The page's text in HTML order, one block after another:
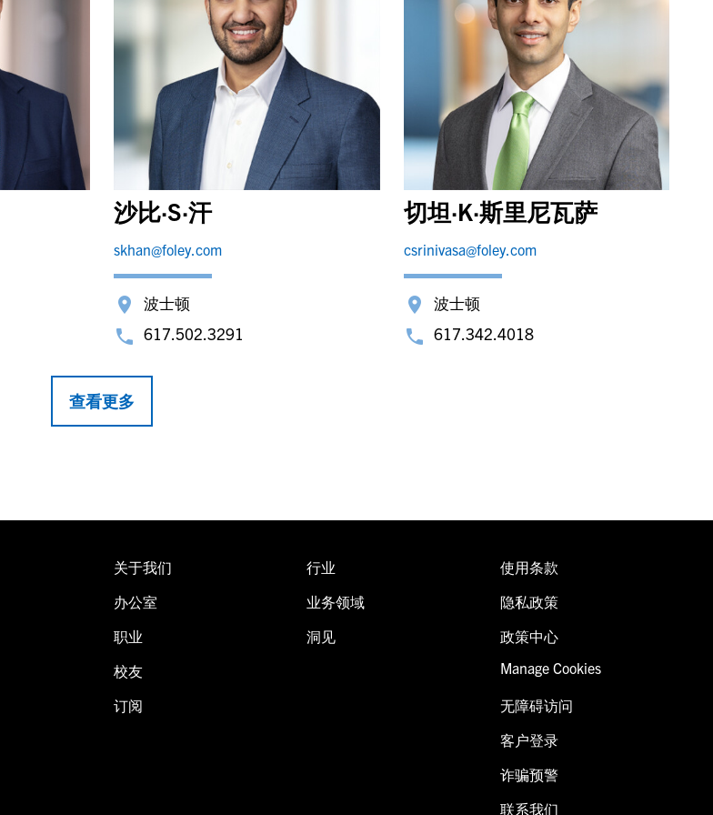
沙比·S·汗
skhan@foley.com
波士顿
617.502.3291
切坦·K·斯里尼瓦萨
csrinivasa@foley.com
波士顿
617.342.4018
查看更多
关于我们
办公室
职业
校友
订阅
行业
业务领域
洞见
使用条款
隐私政策
政策中心
Manage Cookies
无障碍访问
客户登录
诈骗预警
联系我们